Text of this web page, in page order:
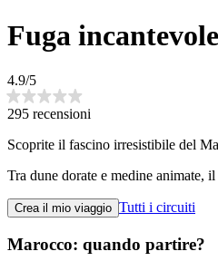
Fuga
4.9/5
295 recensioni
Scoprite il fascino irresistibile del
Tra dune dorate e medine animate,
Crea il mio viaggio Tutti i circuiti
Marocco: quando partire?